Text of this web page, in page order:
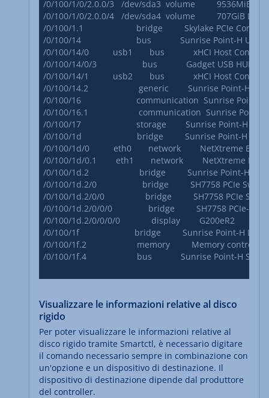
/0/100/1/0/2.0.0/3   /dev/sda3  volume         9536MiB
/0/100/1/0/2.0.0/4   /dev/sda4  volume         707GiB LVM
/0/100/1.1                      bridge         Skylake PCIe
/0/100/14                       bus            Sunrise Point-H USB
/0/100/14/0          usb1       bus            xHCI Host
/0/100/14/0/3                   bus            Gadget USB HUB
/0/100/14/1          usb2       bus            xHCI Host
/0/100/14.2                     generic        Sunrise Point-H
/0/100/16                       communication  Sunrise Point-H
/0/100/16.1                     communication  Sunrise Point-H
/0/100/17                       storage        Sunrise Point-H
/0/100/1d                       bridge         Sunrise Point-H PCI
/0/100/1d/0          eth0       network        NetXtreme
/0/100/1d/0.1        eth1       network        NetXtreme
/0/100/1d.2                     bridge         Sunrise Point-H
/0/100/1d.2/0                   bridge         SH7758 PCIe
/0/100/1d.2/0/0                 bridge         SH7758 PCIe
/0/100/1d.2/0/0/0               bridge         SH7758 PCIe-PCI
/0/100/1d.2/0/0/0/0             display        G200eR2
/0/100/1f                       bridge         Sunrise Point-H LPC
/0/100/1f.2                     memory         Memory controller
/0/100/1f.4                     bus            Sunrise Point-H
Visualizzare le informazioni relative al disco
rigido
Per poter visualizzare le informazioni relative al
disco rigido tramite Smartctl, è necessario digitare
il comando necessario sempre in combinazione con
un'opzione e un dispositivo di destinazione. Il
dispositivo di destinazione dipende dal produttore
del controller.